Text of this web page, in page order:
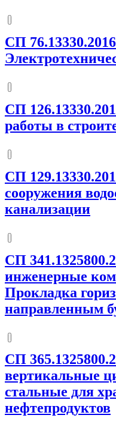
СП 76.13330.2016
СП
работы в
СП
сооружения
канализации
СП
инженерные
Прокладка
направленным
СП
вертикальные
стальные для
нефтепродуктов